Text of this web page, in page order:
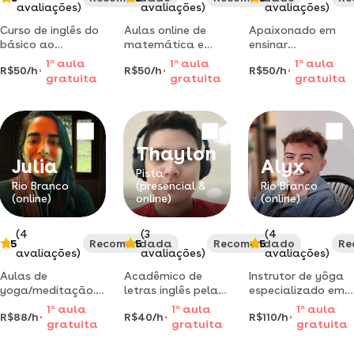
avaliações)
Curso de inglês do
básico ao
avançado. agende
a sua aula! tenho
certeza de que
R$50/h
1 aaula
gratuita
avaliações)
Aulas online de
matemática e
física - vou tirar
sua dificuldade!
aulas claras e
(sem decoreba).
R$50/h
1 a aula
gratuita
avaliações)
Apaixonado em
ensinar
matemática de
maneira simples e
prática, com
adotável e
modelada para o
cotidiano.
R$50/h
1 aaula
gratuita
Julia
Rio Branco
(online)
5
(4
avaliações)
Recomendada
Aulas de
yoga/meditação.
atendimentos
individuais e em
grupo, adaptados
R$88/h
1 aaula
gratuita
Thaylon
Pista
(presencial &
online)
5
(3
avaliações)
Recomendado
Acadêmico de
letras inglês pela
ufac de nível
intermediário em
inglês, grammar,
R$40/h
1 a aula
gratuita
Alyx
Rio Branco
(online)
5
(4
avaliações)
Instrutor de yôga
especializado em
respiração e
consciência
corporal. ofereço
R$110/h
1 aaula
gratuita